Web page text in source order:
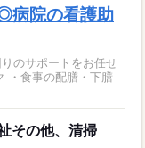
病院の看護助
のサポートをお任せ
・食事の配膳・下膳
その他、清掃